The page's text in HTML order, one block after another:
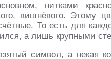
нитками
вишнёвого. Этому
То есть для
а лишь крупными
символ, а некая